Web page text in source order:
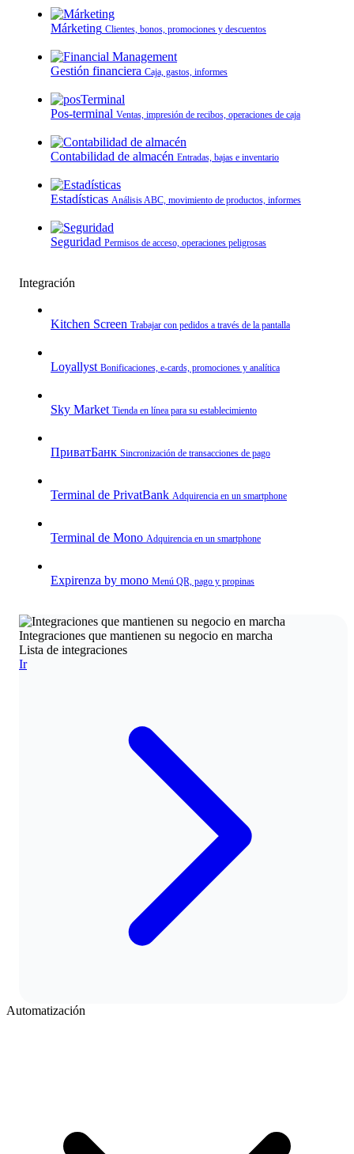
Márketing Clientes, bonos, promociones y descuentos
Gestión financiera Caja, gastos, informes
Pos-terminal Ventas, impresión de recibos, operaciones de caja
Contabilidad de almacén Entradas, bajas e inventario
Estadísticas Análisis ABC, movimiento de productos, informes
Seguridad Permisos de acceso, operaciones peligrosas
Integración
Kitchen Screen Trabajar con pedidos a través de la pantalla
Loyallyst Bonificaciones, e‑cards, promociones y analítica
Sky Market Tienda en línea para su establecimiento
ПриватБанк Sincronización de transacciones de pago
Terminal de PrivatBank Adquirencia en un smartphone
Terminal de Mono Adquirencia en un smartphone
Expirenza by mono Menú QR, pago y propinas
Integraciones que mantienen su negocio en marcha
Lista de integraciones
Ir
Automatización